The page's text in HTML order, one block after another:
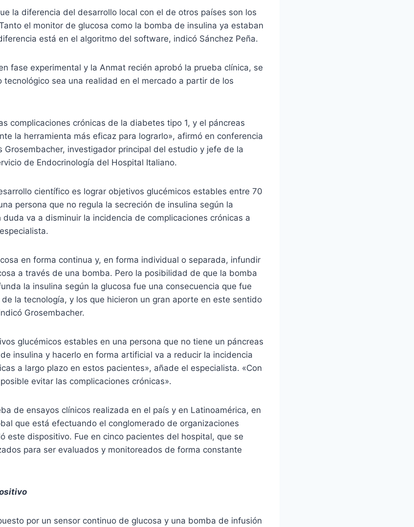
la diferencia del desarrollo local con el de otros países son los
el monitor de glucosa como la bomba de insulina ya estaban
está en el algoritmo del software, indicó Sánchez Peña.
fase experimental y la Anmat recién aprobó la prueba clínica, se
tecnológico sea una realidad en el mercado a partir de los
complicaciones crónicas de la diabetes tipo 1, y el páncreas
la herramienta más eficaz para lograrlo», afirmó en conferencia
Grosembacher, investigador principal del estudio y jefe de la
de Endocrinología del Hospital Italiano.
científico es lograr objetivos glucémicos estables entre 70
persona que no regula la secreción de insulina según la
duda va a disminuir la incidencia de complicaciones crónicas a
en forma continua y, en forma individual o separada, infundir
a través de una bomba. Pero la posibilidad de que la bomba
la insulina según la glucosa fue una consecuencia que fue
la tecnología, y los que hicieron un gran aporte en este sentido
Grosembacher.
glucémicos estables en una persona que no tiene un páncreas
insulina y hacerlo en forma artificial va a reducir la incidencia
a largo plazo en estos pacientes», añade el especialista. «Con
evitar las complicaciones crónicas».
de ensayos clínicos realizada en el país y en Latinoamérica, en
que está efectuando el conglomerado de organizaciones
este dispositivo. Fue en cinco pacientes del hospital, que se
para ser evaluados y monitoreados de forma constante
por un sensor continuo de glucosa y una bomba de infusión